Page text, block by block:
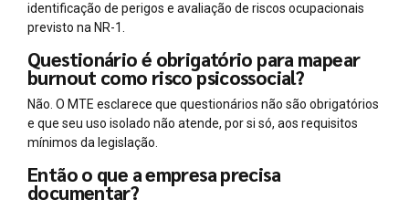
identificação de perigos e avaliação de riscos ocupacionais
previsto na NR-1.
Questionário é obrigatório para mapear
burnout como risco psicossocial?
Não. O MTE esclarece que questionários não são obrigatórios
e que seu uso isolado não atende, por si só, aos requisitos
mínimos da legislação.
Então o que a empresa precisa
documentar?